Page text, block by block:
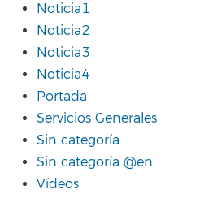
Noticia1
Noticia2
Noticia3
Noticia4
Portada
Servicios Generales
Sin categoría
Sin categoría @en
Vídeos